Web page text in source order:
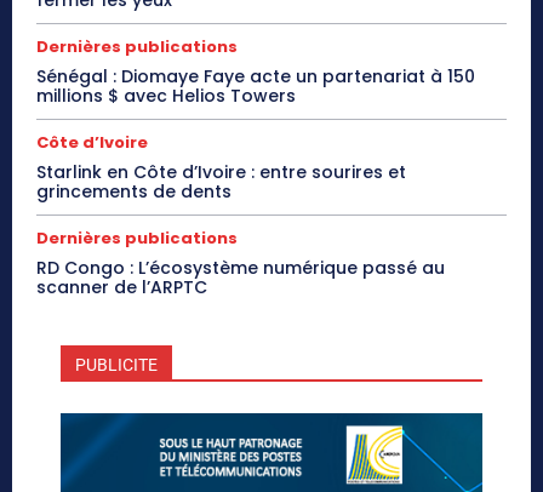
Dernières publications
Sénégal : Diomaye Faye acte un partenariat à 150
millions $ avec Helios Towers
Côte d’Ivoire
Starlink en Côte d’Ivoire : entre sourires et
grincements de dents
Dernières publications
RD Congo : L’écosystème numérique passé au
scanner de l’ARPTC
PUBLICITE